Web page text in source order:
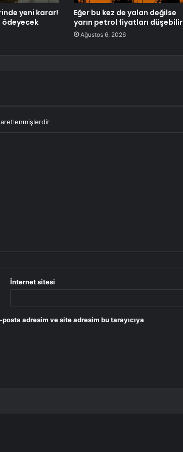
yeni karar!
Eğer bu kez de yalan değilse
yarın petrol fiyatları düşebilir
Ağustos 6, 2026
İnternet sitesi
adresim ve site adresim bu tarayıcıya